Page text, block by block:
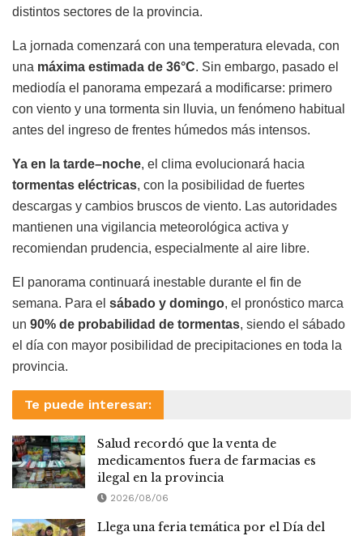
distintos sectores de la provincia.
La jornada comenzará con una temperatura elevada, con
una máxima estimada de 36°C. Sin embargo, pasado el
mediodía el panorama empezará a modificarse: primero
con viento y una tormenta sin lluvia, un fenómeno habitual
antes del ingreso de frentes húmedos más intensos.
Ya en la tarde–noche, el clima evolucionará hacia
tormentas eléctricas, con la posibilidad de fuertes
descargas y cambios bruscos de viento. Las autoridades
mantienen una vigilancia meteorológica activa y
recomiendan prudencia, especialmente al aire libre.
El panorama continuará inestable durante el fin de
semana. Para el sábado y domingo, el pronóstico marca
un 90% de probabilidad de tormentas, siendo el sábado
el día con mayor posibilidad de precipitaciones en toda la
provincia.
Te puede interesar:
Salud recordó que la venta de
medicamentos fuera de farmacias es
ilegal en la provincia
2026/08/06
Llega una feria temática por el Día del